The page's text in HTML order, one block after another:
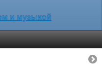
и музыкой